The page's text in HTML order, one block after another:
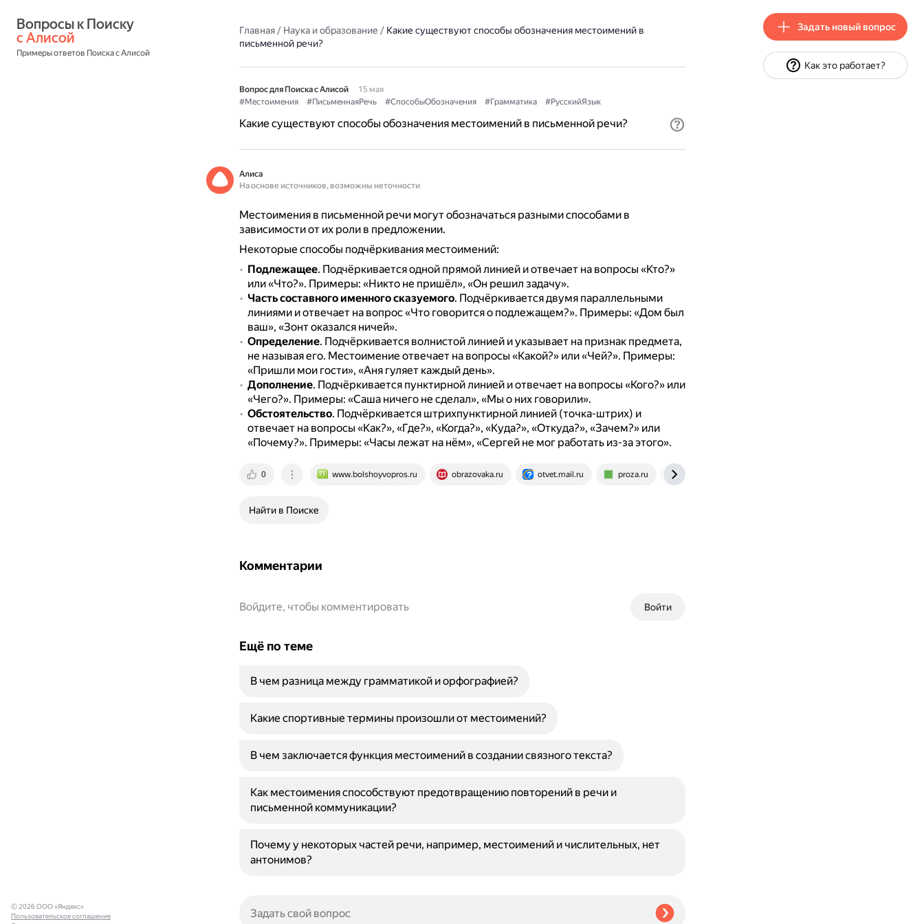
с Алисой
Примеры ответов Поиска с Алисой
Главная/ Наука и образование / Какие существуют способы обозначения местоимений в
письменной речи?
Вопрос для Поиска с Алисой
15 мая
#Местоимения
#ПисьменнаяРечь #СпособыОбозначения #Грамматика #РусскийЯзык
Какие существуют способы обозначения местоимений в письменной речи?
Алиса
На основе источников, возможны неточности
Местоимения в письменной речи могут обозначаться разными способами в
зависимости от их роли в предложении.
Некоторые способы подчёркивания местоимений:
Подлежащее. Подчёркивается одной прямой линией и отвечает на вопросы «Кто?»
или «Что?». Примеры: «Никто не пришёл», «Он решил задачу».
Часть составного именного сказуемого. Подчёркивается двумя параллельными
линиями и отвечает на вопрос «Что говорится о подлежащем?». Примеры: «Дом был
ваш», «Зонт оказался ничей».
Определение. Подчёркивается волнистой линией и указывает на признак предмета,
не называя его. Местоимение отвечает на вопросы «Какой?» или «Чей?». Примеры:
«Пришли мои гости», «Аня гуляет каждый день».
Дополнение. Подчёркивается пунктирной линией и отвечает на вопросы «Кого?» или
«Чего?». Примеры: «Саша ничего не сделал», «Мы о них говорили».
Обстоятельство. Подчёркивается штрихпунктирной линией (точка-штрих) и
отвечает на вопросы «Как?», «Где?», «Когда?», «Куда?», «Откуда?», «Зачем?» или
«Почему?». Примеры: «Часы лежат на нём», «Сергей не мог работать из-за этого».
0 www.bolshoyvopros.ru obrazovaka.ru otvet.mail.ru proza.ru
Найти в Поиске
Комментарии
Войти
Войдите, чтобы комментировать
Ещё по теме
В чем разница между грамматикой и орфографией?
Какие спортивные термины произошли от местоимений?
В чем заключается функция местоимений в создании связного текста?
Как местоимения способствуют предотвращению повторений в речи и
письменной коммуникации?
Почему у некоторых частей речи, например, местоимений и числительных, нет
антонимов?
© 2026 ООО «Яндекс»
Пользовательское соглашение
Задать новый вопрос
Как это работает?